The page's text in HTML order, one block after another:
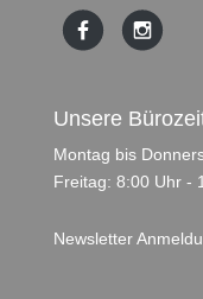
Unsere
Montag bis
Freitag: 8:00 Uhr -
Newsletter